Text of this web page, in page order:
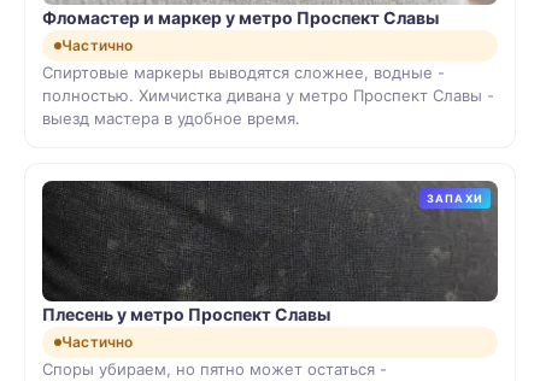
Фломастер и маркер у метро Проспект Славы
Частично
Спиртовые маркеры выводятся сложнее, водные -
полностью. Химчистка дивана у метро Проспект Славы -
выезд мастера в удобное время.
ЗАПАХИ
Плесень у метро Проспект Славы
Частично
Споры убираем, но пятно может остаться -